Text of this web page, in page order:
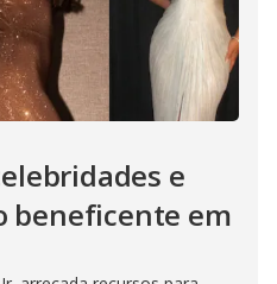
e
beneficente em